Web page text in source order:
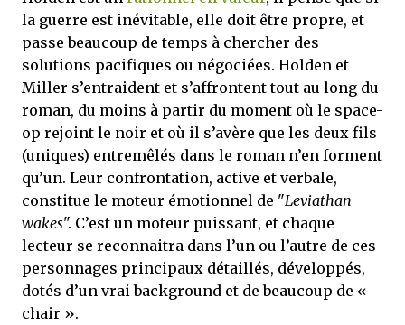
la guerre est inévitable, elle doit être propre, et
passe beaucoup de temps à chercher des
solutions pacifiques ou négociées. Holden et
Miller s’entraident et s’affrontent tout au long du
roman, du moins à partir du moment où le space-
op rejoint le noir et où il s’avère que les deux fils
(uniques) entremêlés dans le roman n’en forment
qu’un. Leur confrontation, active et verbale,
constitue le moteur émotionnel de "Leviathan
wakes". C’est un moteur puissant, et chaque
lecteur se reconnaitra dans l’un ou l’autre de ces
personnages principaux détaillés, développés,
dotés d’un vrai background et de beaucoup de «
chair ».